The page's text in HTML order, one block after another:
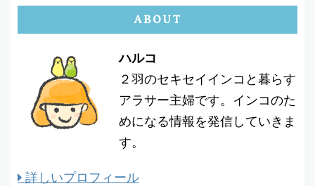
ABOUT
ハルコ
２羽のセキセイインコと暮らす
アラサー主婦です。インコのた
めになる情報を発信していきま
す。
詳しいプロフィール